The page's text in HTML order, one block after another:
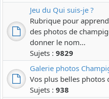
Jeu du Qui suis-je ?
Rubrique pour
des photos de
donner le nom...
Sujets : 9829
Galerie photos
Vos plus belles photos
Sujets : 938